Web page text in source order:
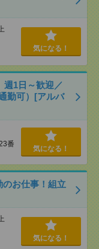
気になる！
週1日～歓迎／
勤可）[アルバ
番
気になる！
お仕事！組立
気になる！